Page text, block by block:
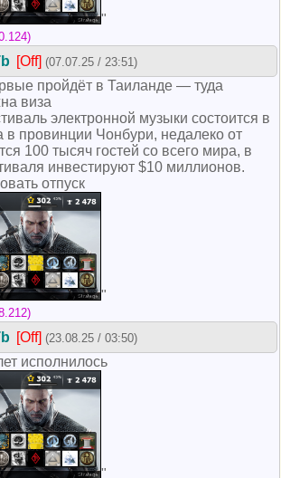
[Off] (07.07.25 / 23:51)
пройдёт в Таиланде — туда
виза
электронной музыки состоится в
в провинции Чонбури, недалеко от
100 тысяч гостей со всего мира, в
инвестируют $10 миллионов.
отпуск
[Off] (23.08.25 / 03:50)
исполнилось